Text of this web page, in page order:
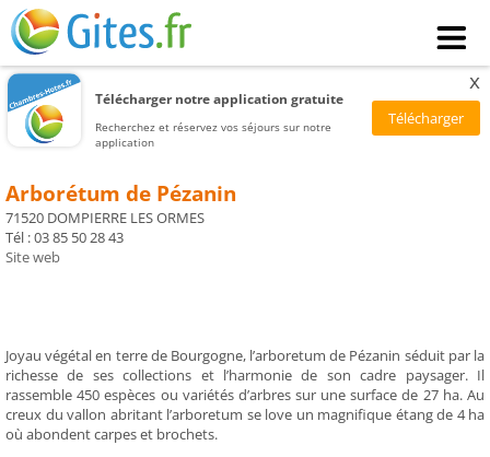
Télécharger notre application gratuite
Recherchez et réservez vos séjours sur notre
application
x
Arborétum de Pézanin
71520 DOMPIERRE LES ORMES
Tél : 03 85 50 28 43
Site web
Joyau végétal en terre de Bourgogne, l’arboretum de Pézanin séduit par la
richesse de ses collections et l’harmonie de son cadre paysager. Il
rassemble 450 espèces ou variétés d’arbres sur une surface de 27 ha. Au
creux du vallon abritant l’arboretum se love un magnifique étang de 4 ha
où abondent carpes et brochets.